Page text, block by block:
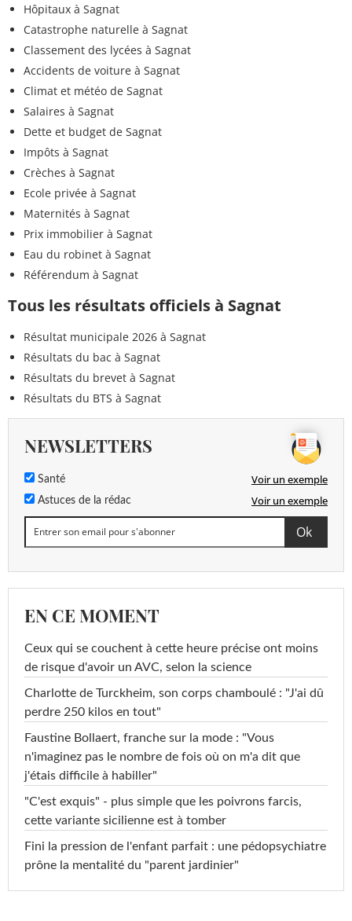
Hôpitaux à Sagnat
Catastrophe naturelle à Sagnat
Classement des lycées à Sagnat
Accidents de voiture à Sagnat
Climat et météo de Sagnat
Salaires à Sagnat
Dette et budget de Sagnat
Impôts à Sagnat
Crèches à Sagnat
Ecole privée à Sagnat
Maternités à Sagnat
Prix immobilier à Sagnat
Eau du robinet à Sagnat
Référendum à Sagnat
Tous les résultats officiels à Sagnat
Résultat municipale 2026 à Sagnat
Résultats du bac à Sagnat
Résultats du brevet à Sagnat
Résultats du BTS à Sagnat
NEWSLETTERS
Santé Voir un exemple
Astuces de la rédac Voir un exemple
EN CE MOMENT
Ceux qui se couchent à cette heure précise ont moins
de risque d'avoir un AVC, selon la science
Charlotte de Turckheim, son corps chamboulé : "J'ai dû
perdre 250 kilos en tout"
Faustine Bollaert, franche sur la mode : "Vous
n'imaginez pas le nombre de fois où on m'a dit que
j'étais difficile à habiller"
"C'est exquis" - plus simple que les poivrons farcis,
cette variante sicilienne est à tomber
Fini la pression de l'enfant parfait : une pédopsychiatre
prône la mentalité du "parent jardinier"